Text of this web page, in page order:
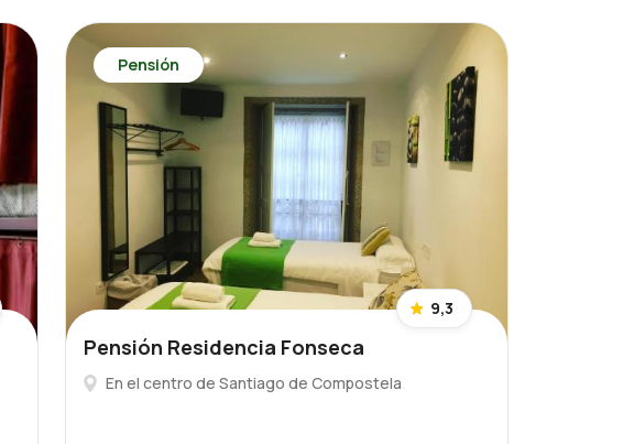
Pensión
9,3
Pensión Residencia Fonseca
En el centro de Santiago de Compostela